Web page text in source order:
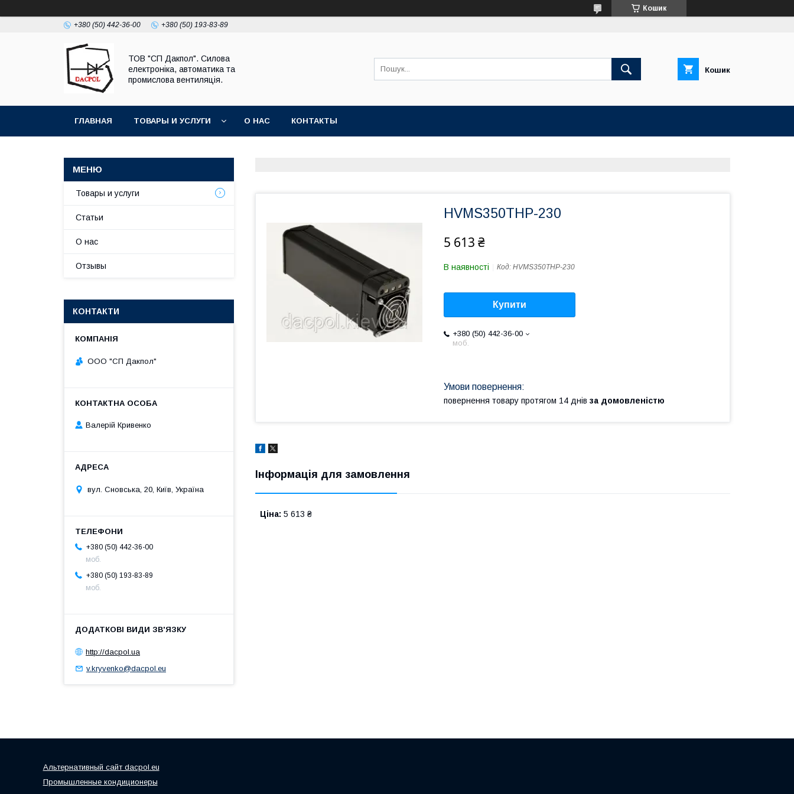
Кошик
+380 (50) 442-36-00 +380 (50) 193-83-89
ТОВ "СП Дакпол". Силова
електроніка, автоматика та
промислова вентиляція.
Кошик
ГЛАВНАЯ ТОВАРЫ И УСЛУГИ О НАС КОНТАКТЫ
HVMS350THP-230
5 613 ₴
В наявності Код: HVMS350THP-230
Купити
+380 (50) 442-36-00
моб.
повернення товару протягом 14 днів за домовленістю
Інформація для замовлення
Ціна: 5 613 ₴
Товары и услуги
Статьи
О нас
Отзывы
КОНТАКТИ
ООО "СП Дакпол"
Валерій Кривенко
вул. Сновська, 20, Київ, Україна
+380 (50) 442-36-00
моб.
+380 (50) 193-83-89
моб.
http://dacpol.ua
v.kryvenko@dacpol.eu
Альтернативный сайт dacpol.eu
Промышленные кондиционеры